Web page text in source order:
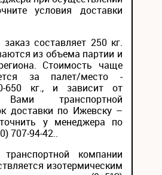
условия доставки
составляет 250 кг.
из объема партии и
Стоимость чаще
за палет/место -
650 кг., и зависит от
транспортной
доставки по Ижевску –
у менеджера по
707-94-42..
компании
изотермическим